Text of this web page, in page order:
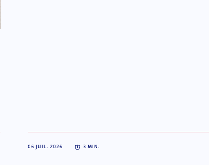
06 JUIL. 2026 3 MIN.